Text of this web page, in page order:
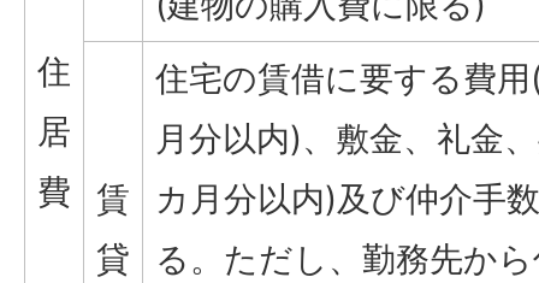
住
居
費
賃
貸
住宅の賃借に要する費
月分以内)、敷金、礼金
カ月分以内)及び仲介手
る。ただし、勤務先か